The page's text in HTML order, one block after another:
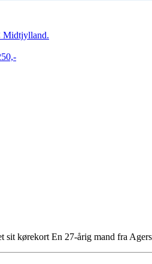
Midtjylland.
sit kørekort En 27-årig mand fra